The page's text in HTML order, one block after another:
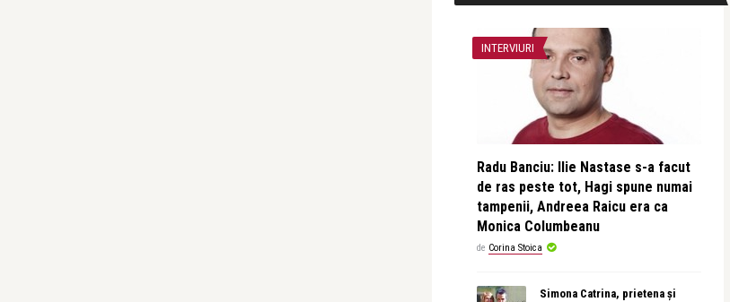
INTERVIURI
Radu Banciu: Ilie Nastase s-a facut
de ras peste tot, Hagi spune numai
tampenii, Andreea Raicu era ca
Monica Columbeanu
de Corina Stoica
Simona Catrina, prietena și